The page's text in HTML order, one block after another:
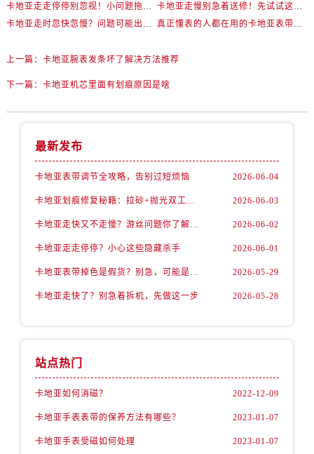
卡地亚走走停停别忽视！小问题拖成大修很烧钱
卡地亚走慢别急着送修！先试试这些方法
卡地亚走时忽快忽慢？问题可能出在你睡觉时！
真正懂表的人都在用的卡地亚表带调节技巧
上一篇： 卡地亚腕表发条坏了解决方法推荐
下一篇： 卡地亚机芯里面有划痕原因是啥
最新发布
卡地亚表带调节全攻略，告别过短烦恼 2026-06-04
卡地亚划痕修复秘籍：拉砂+抛光双工艺还原如新 2026-06-03
卡地亚走快又不走慢？游丝问题你了解多少？ 2026-06-02
卡地亚走走停停？小心这些隐藏杀手 2026-06-01
卡地亚表带掉色是假货？别急，可能是这些日常习惯惹的祸 2026-05-29
卡地亚走快了？别急着拆机，先做这一步 2026-05-28
站点热门
卡地亚如何消磁？ 2022-12-09
卡地亚手表表带的保养方法有哪些？ 2023-01-07
卡地亚手表受磁如何处理 2023-01-07